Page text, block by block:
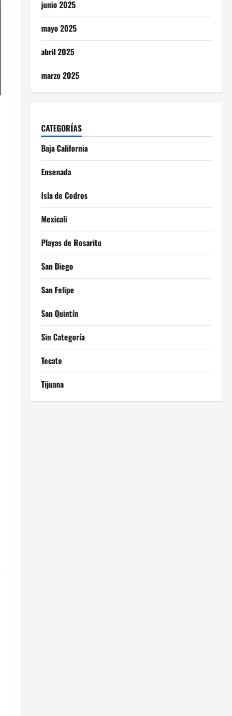
junio 2025
mayo 2025
abril 2025
marzo 2025
CATEGORÍAS
Baja California
Ensenada
Isla de Cedros
Mexicali
Playas de Rosarito
San Diego
San Felipe
San Quintín
Sin Categoría
Tecate
Tijuana